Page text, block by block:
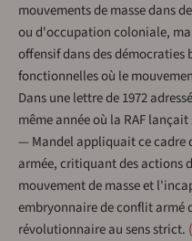
mouvements de masse dans
ou d'occupation coloniale,
offensif dans des démocraties
fonctionnelles où le
Dans une lettre de 1972
même année où la RAF
— Mandel appliquait ce cadre
armée, critiquant des actions
mouvement de masse et
embryonnaire de conflit armé
révolutionnaire au sens strict.